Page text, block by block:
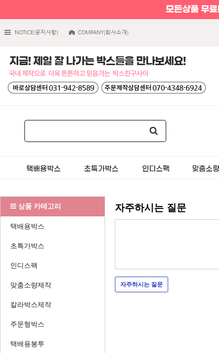
상품 카테고리
택배용박스
초특가박스
인디스팩
맞춤소량제작
칼라박스제작
주문형박스
택배용봉투
자주하시는 질문
자주하시는 질문